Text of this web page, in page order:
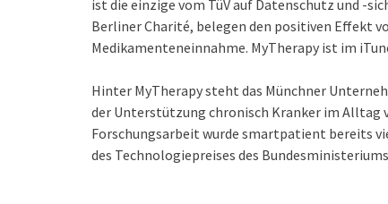
ist die einzige vom TüV auf Datenschutz und -
Berliner Charité, belegen den positiven Effekt
Medikamenteneinnahme. MyTherapy ist im
Hinter MyTherapy steht das Münchner
der Unterstützung chronisch Kranker im Alltag
Forschungsarbeit wurde smartpatient bereits
des Technologiepreises des